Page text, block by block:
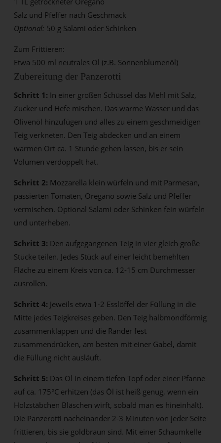
Salz und Pfeffer nach Geschmack
Optional: 50 g Salami oder Schinken
Zum Frittieren:
Etwa 500 ml neutrales Öl (z.B. Sonnenblumenöl)
Zubereitung der Panzerotti
Schritt 1: In einer großen Schüssel das Mehl mit Salz,
Zucker und Hefe mischen. Das warme Wasser und das
Olivenöl hinzufügen und alles zu einem geschmeidigen
Teig verkneten. Den Teig abdecken und an einem
warmen Ort ca. 1 Stunde gehen lassen, bis er sein
Volumen verdoppelt hat.
Schritt 2: Mozzarella klein würfeln und mit Parmesan,
passierten Tomaten, Oregano sowie Salz und Pfeffer
vermischen. Optional Salami oder Schinken fein würfeln
und unterheben.
Schritt 3: Den aufgegangenen Teig in vier gleich große
Stücke teilen. Jedes Stück auf einer leicht bemehlten
Fläche zu einem Kreis von ca. 12-15 cm Durchmesser
ausrollen.
Schritt 4: Jeweils etwa 1-2 Esslöffel der Füllung in die
Mitte jedes Teigkreises geben. Den Teig halbmondförmig
zusammenklappen und die Ränder fest
zusammendrücken, am besten mit einer Gabel, damit
die Füllung nicht ausläuft.
Schritt 5: Das Öl in einem tiefen Topf oder einer Pfanne
auf ca. 175°C erhitzen (das Öl ist heiß genug, wenn ein
Holzstäbchen Bläschen wirft, sobald man es hineinhält).
Die Panzerotti nacheinander 2-3 Minuten von jeder Seite
frittieren, bis sie goldbraun sind. Mit einer Schaumkelle